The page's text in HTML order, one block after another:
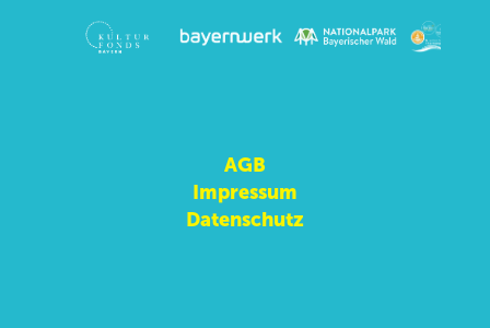
AGB
Impressum
Datenschutz